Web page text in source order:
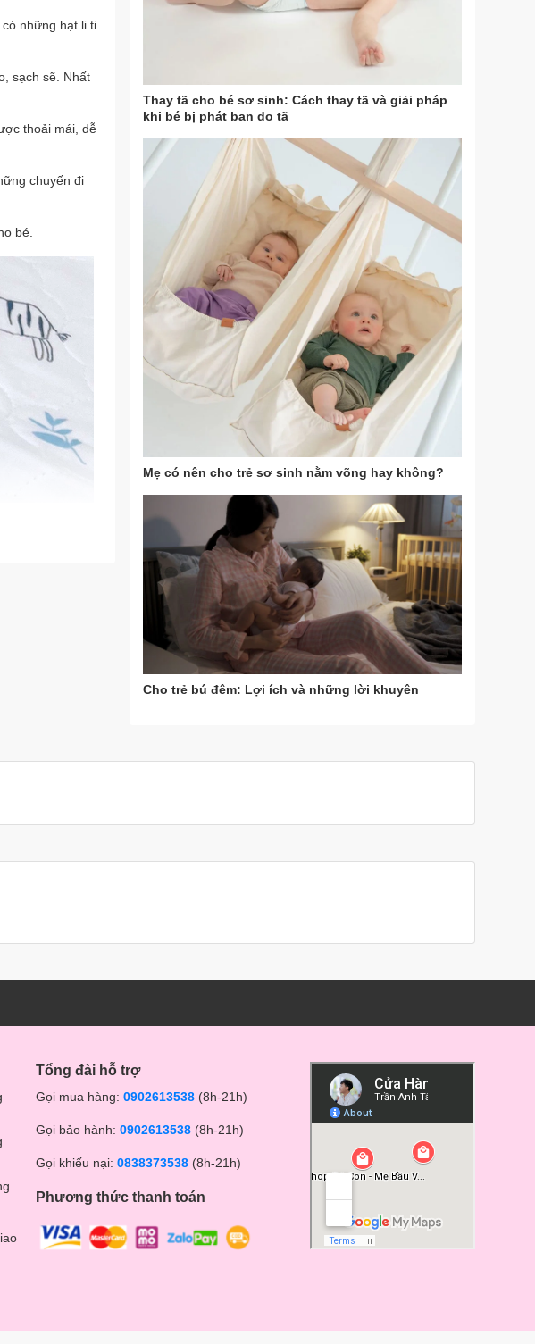
những hạt li ti
sạch sẽ. Nhất
thoải mái, dễ
chuyến đi
bé.
Thay tã cho bé sơ sinh: Cách thay tã và giải pháp
khi bé bị phát ban do tã
Mẹ có nên cho trẻ sơ sinh nằm võng hay không?
Cho trẻ bú đêm: Lợi ích và những lời khuyên
Tổng đài hỗ trợ
Gọi mua hàng: 0902613538 (8h-21h)
Gọi bảo hành: 0902613538 (8h-21h)
Gọi khiếu nại: 0838373538 (8h-21h)
Phương thức thanh toán